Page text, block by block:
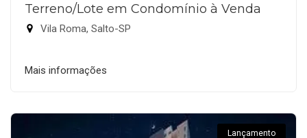
Terreno/Lote em Condomínio à Venda
Vila Roma, Salto-SP
Mais informações
Lançamento